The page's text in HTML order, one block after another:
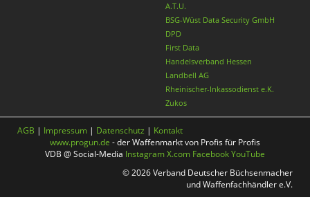
A.T.U.
BSG-Wüst Data Security GmbH
DPD
First Data
Handelsverband Hessen
Landbell AG
Rheinischer-Inkassodienst e.K.
Zukos
AGB | Impressum | Datenschutz | Kontakt
www.progun.de - der Waffenmarkt von Profis für Profis
VDB @ Social-Media InstagramX.com FacebookYouTube
© 2026 Verband Deutscher Büchsenmacher
und Waffenfachhändler e.V.